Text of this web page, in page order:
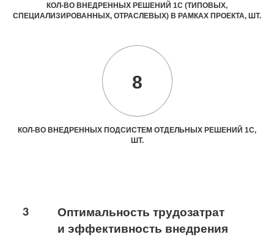
КОЛ-ВО ВНЕДРЕННЫХ РЕШЕНИЙ 1С (ТИПОВЫХ,
СПЕЦИАЛИЗИРОВАННЫХ, ОТРАСЛЕВЫХ) В РАМКАХ ПРОЕКТА, ШТ.
8
КОЛ-ВО ВНЕДРЕННЫХ ПОДСИСТЕМ ОТДЕЛЬНЫХ РЕШЕНИЙ 1С,
ШТ.
3
Оптимальность трудозатрат
и эффективность внедрения